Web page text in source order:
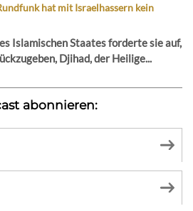
hat mit Israelhassern kein
Islamischen Staates forderte sie auf,
Djihad, der Heilige...
abonnieren: